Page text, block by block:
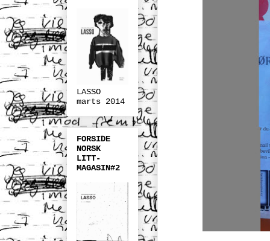
LASSO
marts 2014
FORSIDE
NORSK
LITT-
MAGASIN#2